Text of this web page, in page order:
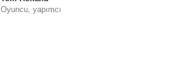
Oyuncu, yapımcı